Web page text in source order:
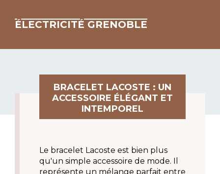
ÉLECTRICITÉ GRENOBLE
BRACELET LACOSTE : UN
ACCESSOIRE ÉLÉGANT ET
INTEMPOREL
Le bracelet Lacoste est bien plus
qu'un simple accessoire de mode. Il
représente un mélange parfait entre